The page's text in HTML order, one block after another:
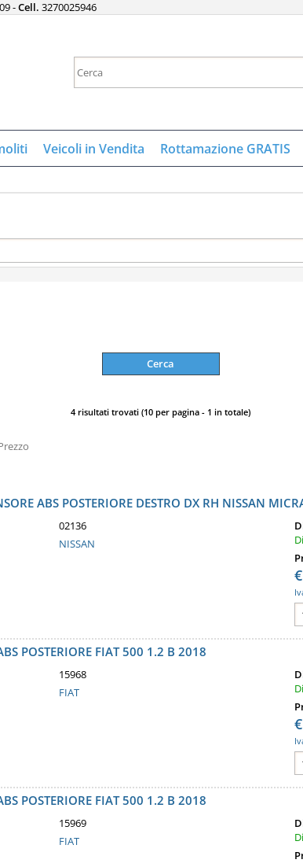
-Cell. 3270025946
Per completare l'ordine
nome utente e la
E-mail:
Veicoli in Vendita Rottamazione GRATIS
4 risultati trovati (10 per pagina - 1 in totale)
ABS POSTERIORE DESTRO DX RH NISSAN
02136
NISSAN
€
POSTERIORE FIAT 500 1.2 B 2018
15968
FIAT
€
POSTERIORE FIAT 500 1.2 B 2018
15969
FIAT